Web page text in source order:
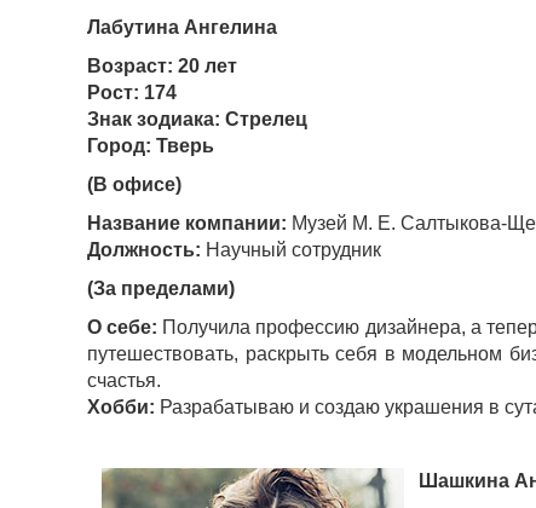
Лабутина Ангелина
Возраст: 20 лет
Рост: 174
Знак зодиака: Стрелец
Город: Тверь
(В офисе)
Название компании: Музей М. Е. Салтыкова-
Должность: Научный сотрудник
(За пределами)
О себе: Получила профессию дизайнера, а
путешествовать, раскрыть себя в модельном
счастья.
Хобби: Разрабатываю и создаю украшения в
Шашкина